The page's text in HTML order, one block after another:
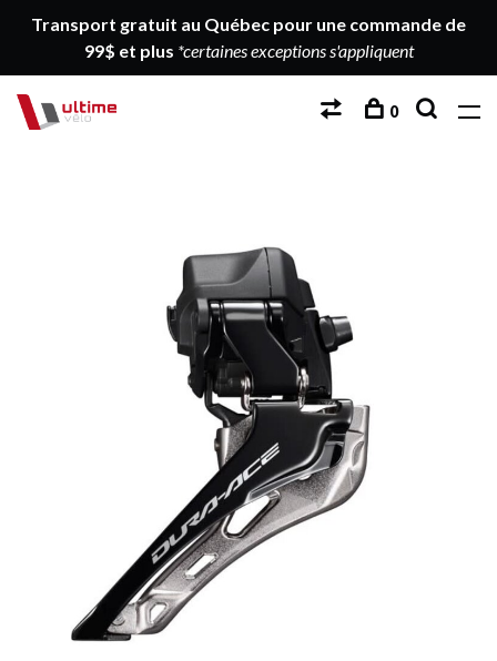
Transport gratuit au Québec pour une commande de
99$ et plus *certaines exceptions s'appliquent
0